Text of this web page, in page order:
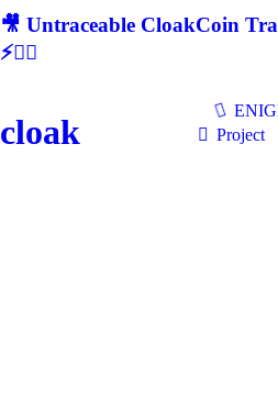
🎥 Untraceable CloakCoin
⚡🕵‍♂
cloak
Project